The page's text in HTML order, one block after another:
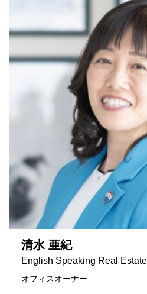
清水 亜紀
English Speaking Real
オフィスオーナー